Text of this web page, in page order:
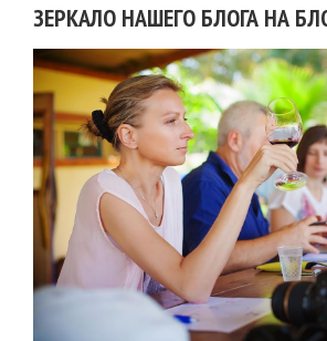
ЗЕРКАЛО НАШЕГО БЛОГА НА